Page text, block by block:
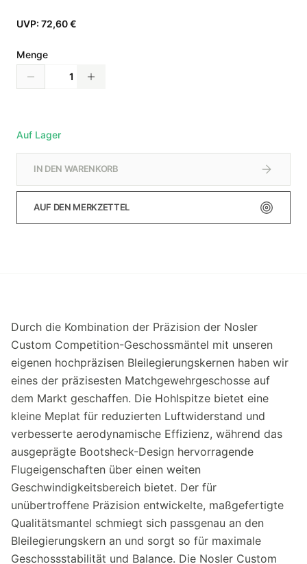
UVP: 72,60 €
Menge
Auf Lager
IN DEN WARENKORB
AUF DEN MERKZETTEL
Durch die Kombination der Präzision der Nosler
Custom Competition-Geschossmäntel mit unseren
eigenen hochpräzisen Bleilegierungskernen haben wir
eines der präzisesten Matchgewehrgeschosse auf
dem Markt geschaffen. Die Hohlspitze bietet eine
kleine Meplat für reduzierten Luftwiderstand und
verbesserte aerodynamische Effizienz, während das
ausgeprägte Bootsheck-Design hervorragende
Flugeigenschaften über einen weiten
Geschwindigkeitsbereich bietet. Der für
unübertroffene Präzision entwickelte, maßgefertigte
Qualitätsmantel schmiegt sich passgenau an den
Bleilegierungskern an und sorgt so für maximale
Geschossstabilität und Balance. Die Nosler Custom